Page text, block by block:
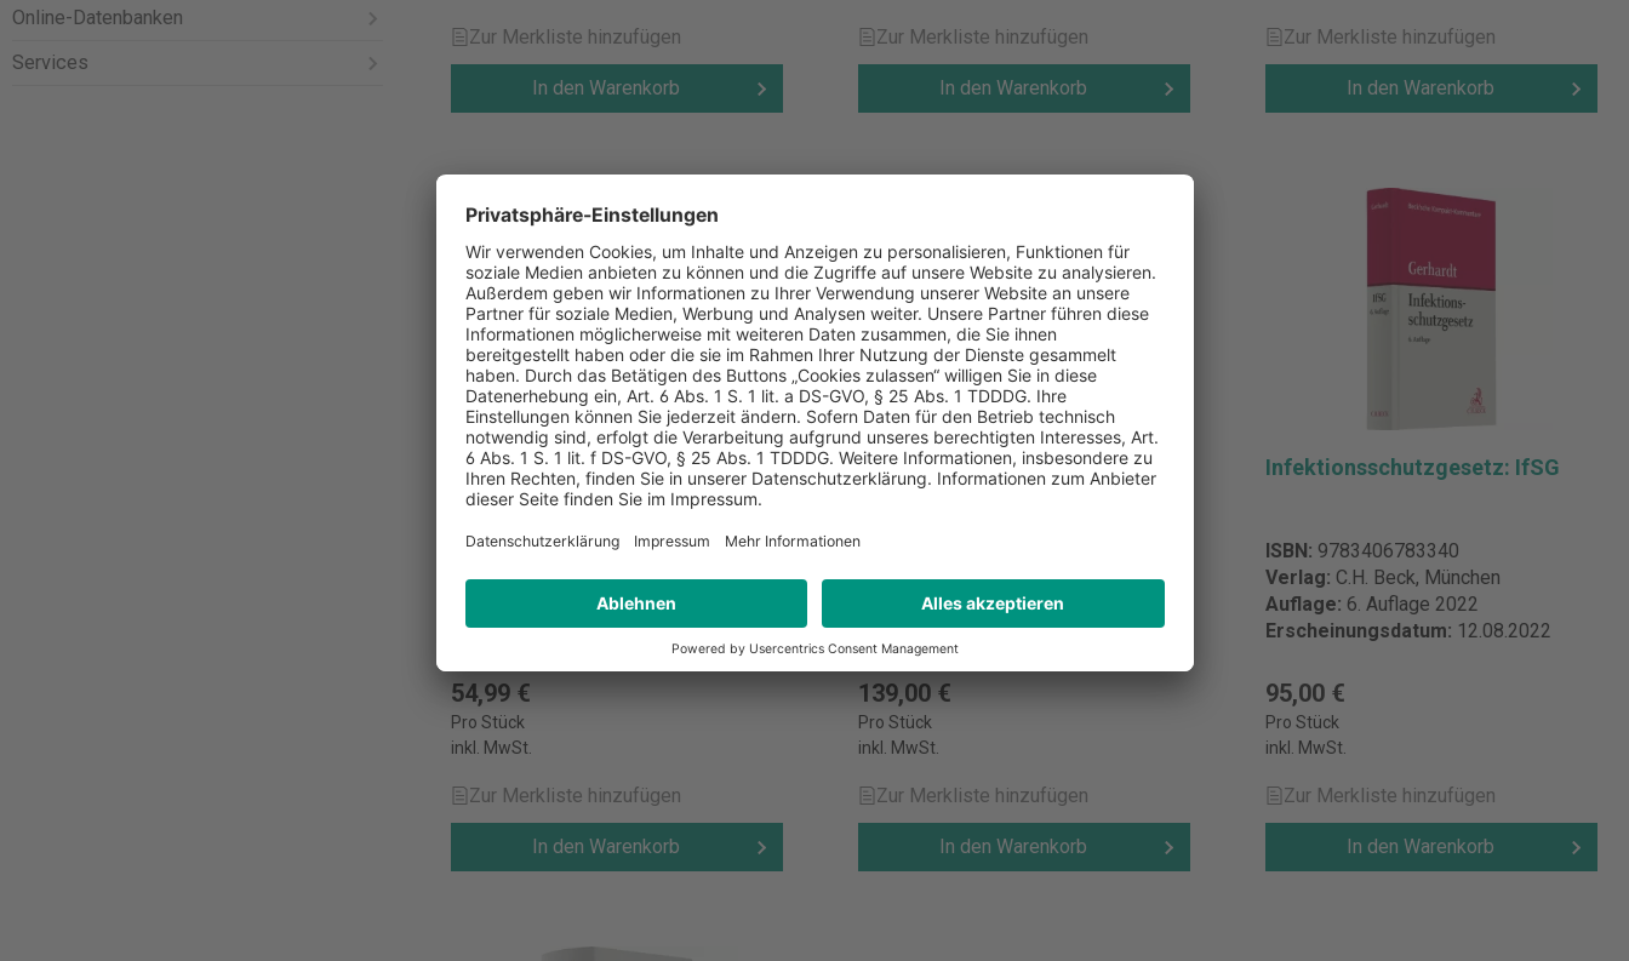
Online-Datenbanken
Services
Zur Merkliste hinzufügen
In den Warenkorb
Zur Merkliste hinzufügen
In den Warenkorb
Zur Merkliste hinzufügen
In den Warenkorb
Infektionsschutzgesetz
ISBN:9783609165462
Verlag:ecomed-verlagsgesellschaft,
Auflage:9. Auflage 2025
14.02.2025
54,99 €
Pro Stück
inkl. MwSt.
Zur Merkliste hinzufügen
In den Warenkorb
Infektionsschutzgesetz: IfSG
ISBN:
Verlag:C.H. Beck, München
Auflage:3. Auflage 2022
Erscheinungsdatum:12.08.2022
139,00 €
Pro Stück
inkl. MwSt.
Zur Merkliste hinzufügen
In den Warenkorb
Infektionsschutzgesetz: IfSG
ISBN: 9783406783340
Verlag: C.H. Beck, München
Auflage: 6. Auflage 2022
Erscheinungsdatum: 12.08.2022
95,00 €
Pro Stück
inkl. MwSt.
Zur Merkliste hinzufügen
In den Warenkorb